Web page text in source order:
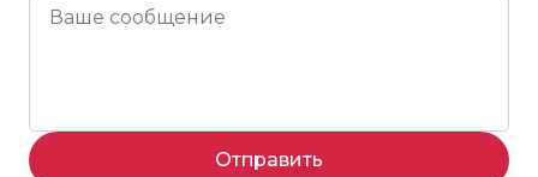
Отправить